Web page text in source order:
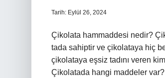
Tarih: Eylül 26, 2024
Çikolata hammaddesi nedir?
tada sahiptir ve çikolataya hiç
çikolataya eşsiz tadını veren
Çikolatada hangi maddeler